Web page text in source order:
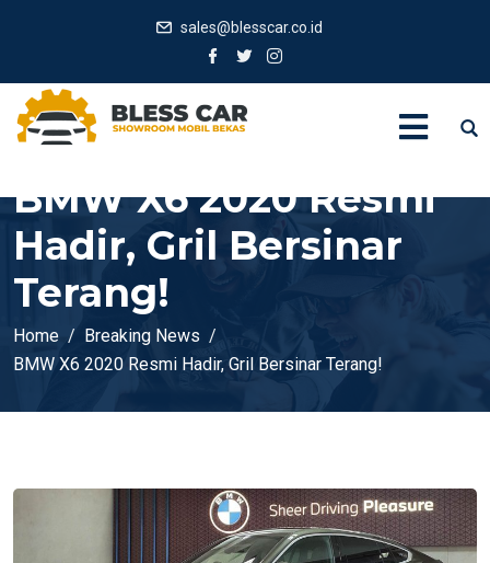
sales@blesscar.co.id
BMW X6 2020 Resmi
Hadir, Gril Bersinar
Terang!
Home
Breaking News
BMW X6 2020 Resmi Hadir, Gril Bersinar Terang!